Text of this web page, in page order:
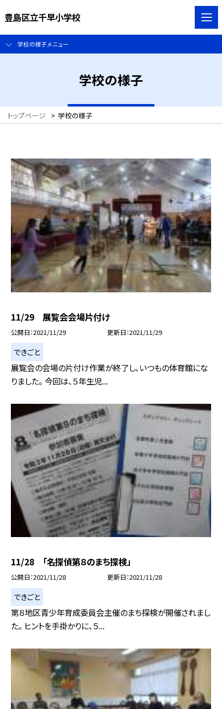
豊島区立千早小学校
学校の様子メニュー
学校の様子
トップページ > 学校の様子
11/29 展覧会会場片付け
公開日 2021/11/29 更新日 2021/11/29
できごと
展覧会の会場の片付け作業が終了し、いつもの体育館にな
りました。 今回は、５年生児...
11/28 「名探偵第８のまち探検」
公開日 2021/11/28 更新日 2021/11/28
できごと
第８地区青少年育成委員会主催のまち探検が開催されまし
た。 ヒントを手掛かりに、５...